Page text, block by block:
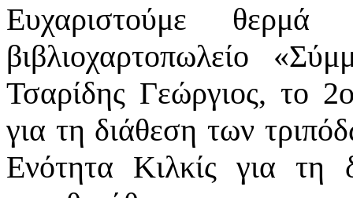
Ευχαριστούμε
βιβλιοχαρτοπωλείο
Τσαρίδης Γεώργιος, το
για τη διάθεση των
Ενότητα Κιλκίς για τη